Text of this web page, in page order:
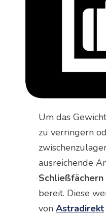
Um das
zu verringern
ausreichende
Schließfächern
bereit. Diese
vonAstradirekt